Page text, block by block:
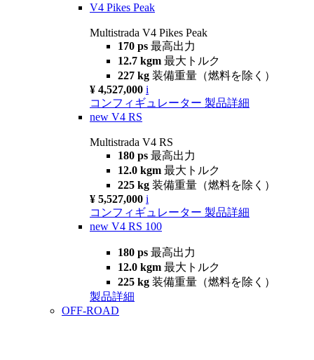
V4 Pikes Peak
Multistrada V4 Pikes Peak
170 ps 最高出力
12.7 kgm 最大トルク
227 kg 装備重量（燃料を除く）
¥ 4,527,000 i
コンフィギュレーター 製品詳細
new V4 RS
Multistrada V4 RS
180 ps 最高出力
12.0 kgm 最大トルク
225 kg 装備重量（燃料を除く）
¥ 5,527,000 i
コンフィギュレーター 製品詳細
new V4 RS 100
180 ps 最高出力
12.0 kgm 最大トルク
225 kg 装備重量（燃料を除く）
製品詳細
OFF-ROAD